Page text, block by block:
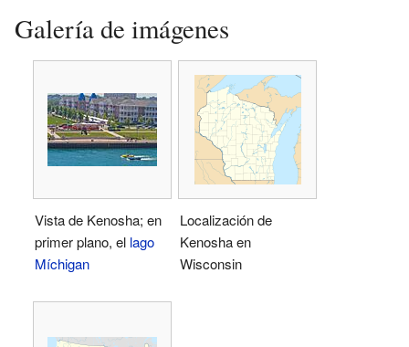
Galería de imágenes
Vista de Kenosha; en
primer plano, el lago
Míchigan
Localización de
Kenosha en
Wisconsin